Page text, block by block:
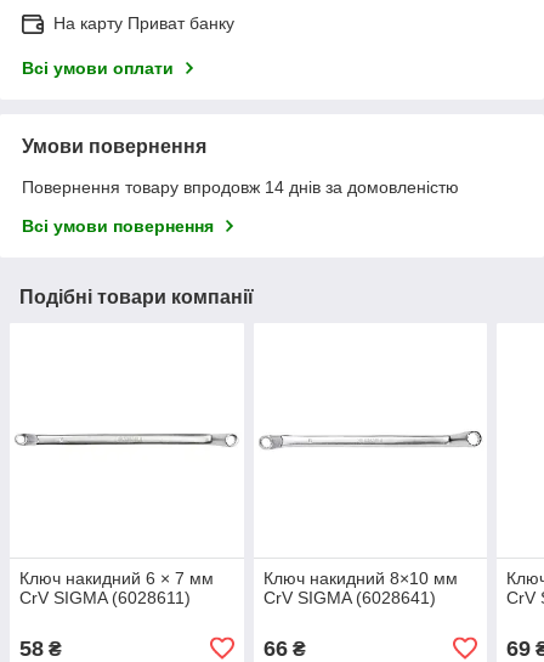
На карту Приват банку
Всі умови оплати
Умови повернення
Повернення товару впродовж 14 днів за домовленістю
Всі умови повернення
Подібні товари компанії
Ключ накидний 6 × 7 мм
CrV SIGMA (6028611)
58 ₴
Ключ накидний 8×10 мм
CrV SIGMA (6028641)
66₴
CrV
69